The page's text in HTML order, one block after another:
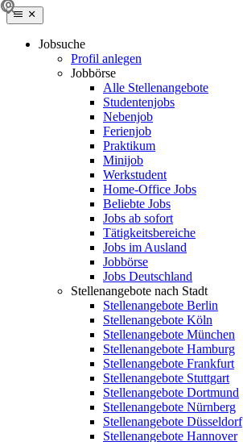
Jobsuche
Profil anlegen
Jobbörse
Alle Stellenangebote
Studentenjobs
Nebenjob
Ferienjob
Praktikum
Minijob
Werkstudent
Home-Office Jobs
Beliebte Jobs
Jobs ab sofort
Tätigkeitsbereiche
Jobs im Ausland
Jobbörse
Jobs Deutschland
Stellenangebote nach Stadt
Stellenangebote Berlin
Stellenangebote Köln
Stellenangebote München
Stellenangebote Hamburg
Stellenangebote Frankfurt
Stellenangebote Stuttgart
Stellenangebote Dortmund
Stellenangebote Nürnberg
Stellenangebote Düsseldorf
Stellenangebote Hannover